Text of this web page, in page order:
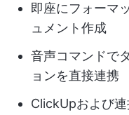
即座にフォーマ
ュメント作成
音声コマンドで
ョンを直接連携
ClickUpおよび